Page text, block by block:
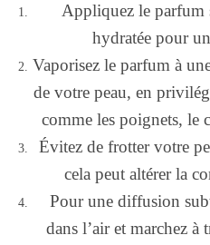
Appliquez le parfum
hydratée pour
Vaporisez le parfum à
de votre peau, en
comme les poignets, le
Évitez de frotter votre
cela peut altérer la
Pour une diffusion
dans l’air et marchez à